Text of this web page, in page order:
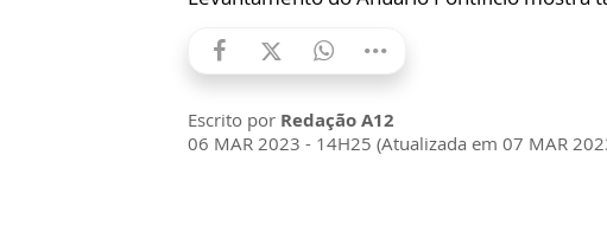
Escrito por Redação A12
06 MAR 2023 - 14H25 (Atualizada em 07 MAR